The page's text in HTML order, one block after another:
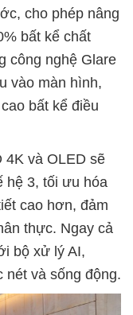
cho phép nâng
bất kể chất
công nghệ Glare
vào màn hình,
bất kể điều
4K và OLED sẽ
hệ 3, tối ưu hóa
cao hơn, đảm
thực. Ngay cả
bộ xử lý AI,
nét và sống động.